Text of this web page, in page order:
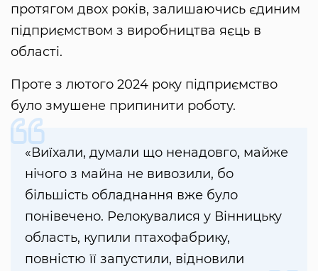
протягом двох років, залишаючись єдиним
підприємством з виробництва яєць в
області.
Проте з лютого 2024 року підприємство
було змушене припинити роботу.
«Виїхали, думали що ненадовго, майже
нічого з майна не вивозили, бо
більшість обладнання вже було
понівечено. Релокувалися у Вінницьку
область, купили птахофабрику,
повністю її запустили, відновили